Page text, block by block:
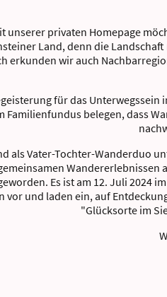
unserer privaten Homepage
Land, denn die
erkunden wir auch
für das
Familienfundus belegen, dass
als Vater-Tochter-Wanderduo
Wandererlebnissen
Es ist am 12. Juli 2024
vor und laden ein, auf
"Glücksorte im